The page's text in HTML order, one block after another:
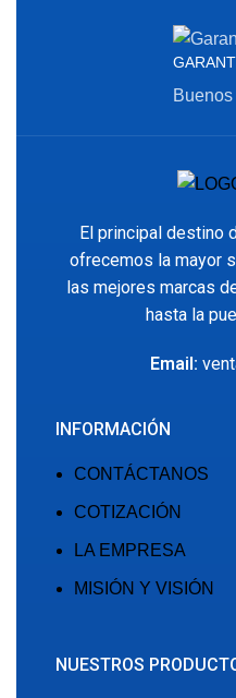
El principal destino
ofrecemos la mayor
las mejores marcas
hasta la
Email:
INFORMACIÓN
CONTÁCTANOS
COTIZACIÓN
LA EMPRESA
MISIÓN Y VISIÓN
NUESTROS